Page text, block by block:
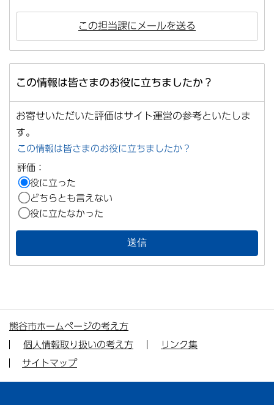
この担当課にメールを送る
この情報は皆さまのお役に立ちましたか？
お寄せいただいた評価はサイト運営の参考といたしま
す。
この情報は皆さまのお役に立ちましたか？
評価：
役に立った
どちらとも言えない
役に立たなかった
熊谷市ホームページの考え方
個人情報取り扱いの考え方
リンク集
サイトマップ